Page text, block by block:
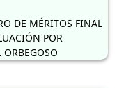
DE MÉRITOS FINAL
POR
ORBEGOSO